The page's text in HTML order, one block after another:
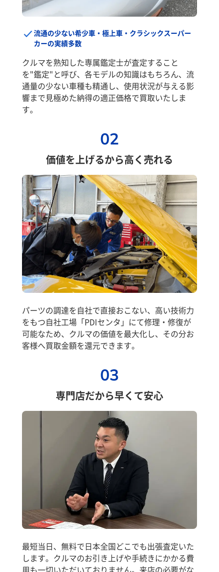
流通の少ない希少車・極上車・クラシックスーパー
カーの実績多数
クルマを熟知した専属鑑定士が査定すること
を"鑑定"と呼び、各モデルの知識はもちろん、流
通量の少ない車種も精通し、使用状況が与える影
響まで見極めた納得の適正価格で買取いたしま
す。
02
価値を上げるから高く売れる
パーツの調達を自社で直接おこない、高い技術力
をもつ自社工場「PDIセンタ」にて修理・修復が
可能なため、クルマの価値を最大化し、その分お
客様へ買取金額を還元できます。
03
専門店だから早くて安心
最短当日、無料で日本全国どこでも出張査定いた
します。クルマのお引き上げや手続きにかかる費
用も一切いただいておりません。来店の必要がな